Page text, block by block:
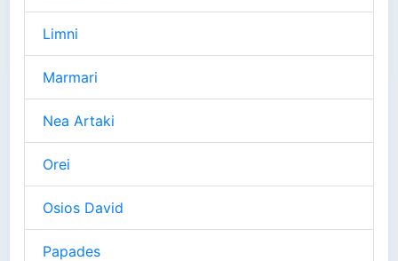
Limni
Marmari
Nea Artaki
Orei
Osios David
Papades